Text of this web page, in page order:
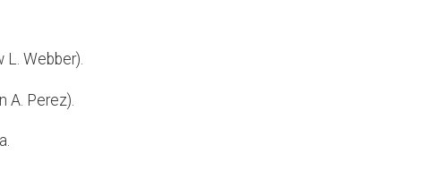
Webber).
A. Perez).